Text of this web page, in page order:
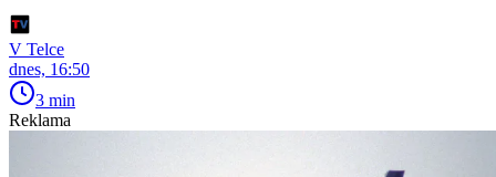
V Telce
dnes, 16:50
3 min
Reklama